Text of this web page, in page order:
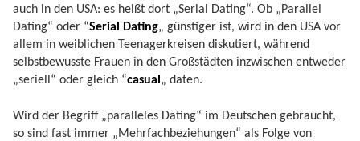
auch in den USA: es heißt dort „Serial Dating“. Ob „Parallel
Dating“ oder “Serial Dating„ günstiger ist, wird in den USA vor
allem in weiblichen Teenagerkreisen diskutiert, während
selbstbewusste Frauen in den Großstädten inzwischen entweder
„seriell“ oder gleich “casual„ daten.
Wird der Begriff „paralleles Dating“ im Deutschen gebraucht,
so sind fast immer „Mehrfachbeziehungen“ als Folge von